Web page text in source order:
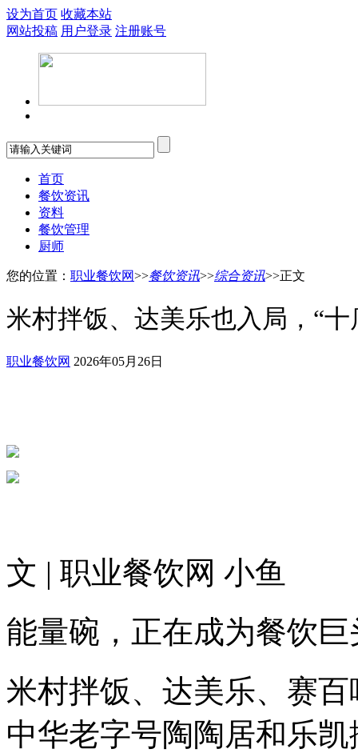
设为首页 收藏本站
网站投稿 用户登录 注册账号
首页
餐饮资讯
资料
餐饮管理
厨师
您的位置： 职业餐饮网>>餐饮资讯>>综合资讯>>正文
米村拌饭、达美乐也入局，“
职业餐饮网 2026年05月26日
文 | 职业餐饮网 小鱼
能量碗，正在成为餐饮
米村拌饭、达美乐、赛
中华老字号陶陶居和乐